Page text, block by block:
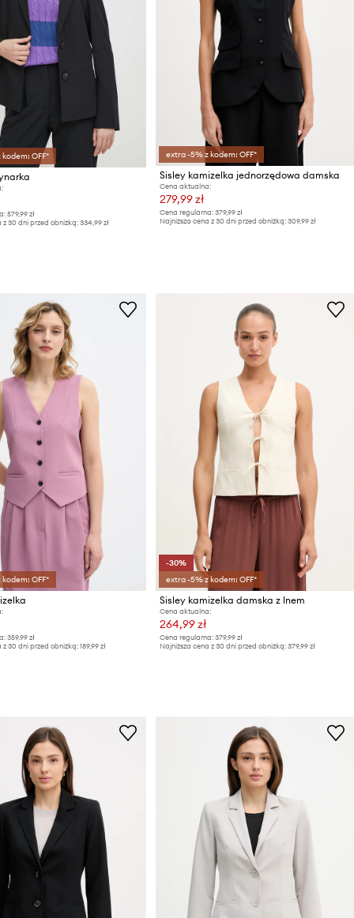
OFF*
579,99 zł
z 30 dni przed obniżką: 334,99 zł
extra -5% z kodem: OFF*
Sisley kamizelka jednorzędowa damska
Cena aktualna:
279,99 zł
Cena regularna: 379,99 zł
Najniższa cena z 30 dni przed obniżką: 309,99 zł
OFF*
359,99 zł
z 30 dni przed obniżką: 189,99 zł
-30%
extra -5% z kodem: OFF*
Sisley kamizelka damska z lnem
Cena aktualna:
264,99 zł
Cena regularna: 379,99 zł
Najniższa cena z 30 dni przed obniżką: 379,99 zł